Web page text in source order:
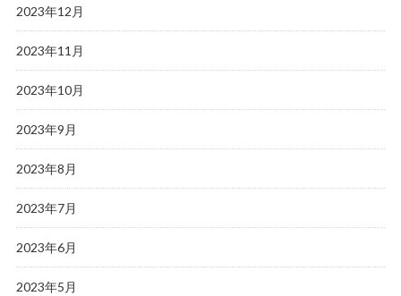
2023年12月
2023年11月
2023年10月
2023年9月
2023年8月
2023年7月
2023年6月
2023年5月